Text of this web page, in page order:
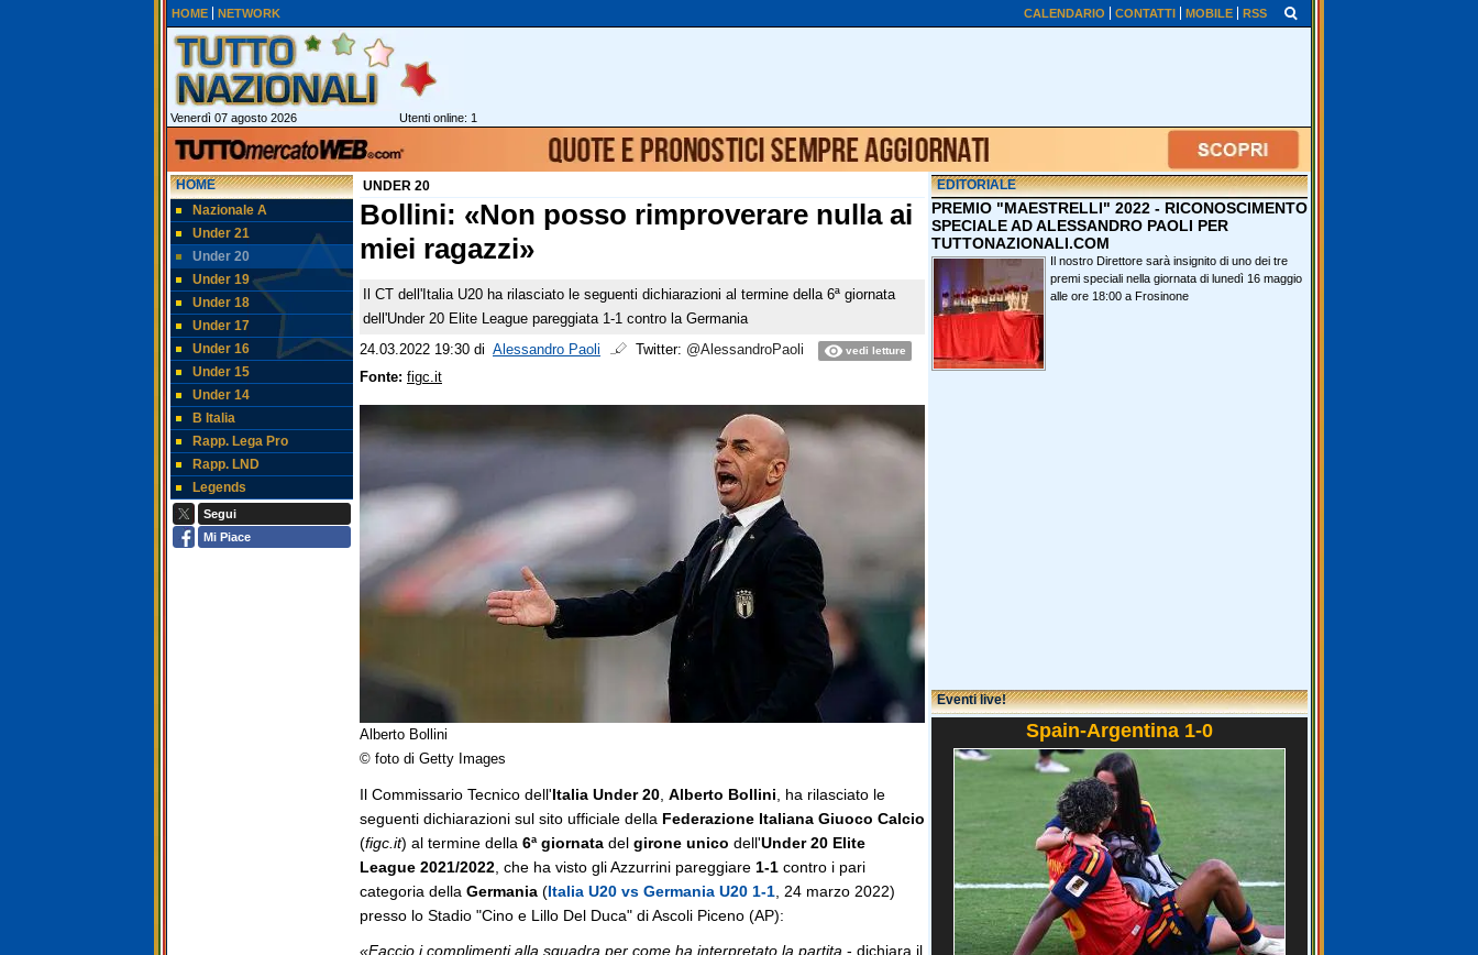
HOME NETWORK CALENDARIO CONTATTI MOBILE RSS
Venerdì 07 agosto 2026 Utenti online: 1
HOME
Nazionale A
Under 21
Under 20
Under 19
Under 18
Under 17
Under 16
Under 15
Under 14
B Italia
Rapp. Lega Pro
Rapp. LND
Legends
Segui
Mi Piace
UNDER 20
Bollini: «Non posso rimproverare nulla ai
miei ragazzi»
Il CT dell'Italia U20 ha rilasciato le seguenti dichiarazioni al termine della 6ª giornata
dell'Under 20 Elite League pareggiata 1-1 contro la Germania
24.03.2022 19:30 di Alessandro Paoli Twitter: @AlessandroPaoli vedi letture
Fonte: figc.it
Alberto Bollini
© foto di Getty Images
Il Commissario Tecnico dell'Italia Under 20 Alberto Bollini , ha rilasciato le
seguenti dichiarazioni sul sito ufficiale della Federazione Italiana Giuoco Calcio
(figc.it) al termine della 6ª giornata del girone unico dell'Under20 Elite
League 2021/2022 , che ha visto gli Azzurrini pareggiare 1-1 contro i pari
categoria della Germania (Italia U20 vs Germania U20 1-1 , 24 marzo 2022)
presso lo Stadio "Cino e Lillo Del Duca" di Ascoli Piceno (AP):
«Faccio i complimenti alla squadra per come ha interpretato la partita - dichiara il
EDITORIALE
PREMIO "MAESTRELLI" 2022 - RICONOSCIMENTO
SPECIALE AD ALESSANDRO PAOLI PER
TUTTONAZIONALI.COM
Il nostro Direttore sarà insignito di uno dei tre
premi speciali nella giornata di lunedì 16 maggio
alle ore 18:00 a Frosinone
Eventi live!
Spain-Argentina 1-0